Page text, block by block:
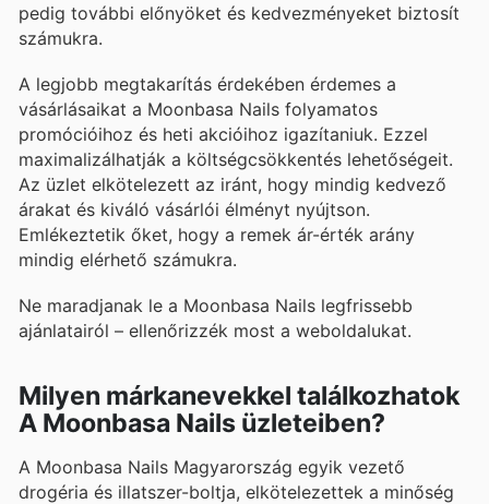
pedig további előnyöket és kedvezményeket biztosít
számukra.
A legjobb megtakarítás érdekében érdemes a
vásárlásaikat a Moonbasa Nails folyamatos
promócióihoz és heti akcióihoz igazítaniuk. Ezzel
maximalizálhatják a költségcsökkentés lehetőségeit.
Az üzlet elkötelezett az iránt, hogy mindig kedvező
árakat és kiváló vásárlói élményt nyújtson.
Emlékeztetik őket, hogy a remek ár-érték arány
mindig elérhető számukra.
Ne maradjanak le a Moonbasa Nails legfrissebb
ajánlatairól – ellenőrizzék most a weboldalukat.
Milyen márkanevekkel találkozhatok
A Moonbasa Nails üzleteiben?
A Moonbasa Nails Magyarország egyik vezető
drogéria és illatszer-boltja, elkötelezettek a minőség